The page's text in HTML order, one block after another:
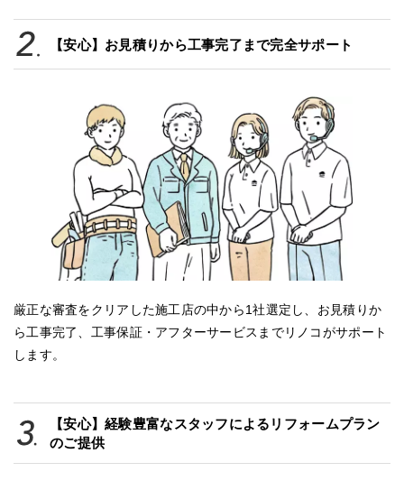
【安心】お見積りから工事完了まで完全サポート
厳正な審査をクリアした施工店の中から1社選定し、お見積りか
ら工事完了、工事保証・アフターサービスまでリノコがサポート
します。
【安心】経験豊富なスタッフによるリフォームプラン
のご提供